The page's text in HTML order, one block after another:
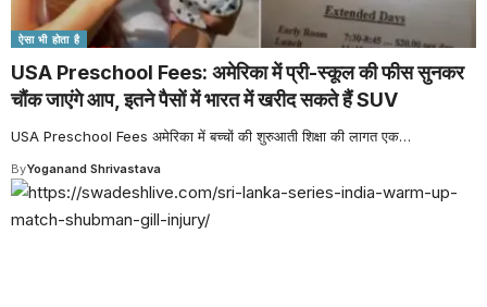
ऐसा भी होता है
USA Preschool Fees: अमेरिका में प्री-स्कूल की फीस सुनकर
चौंक जाएंगे आप, इतने पैसों में भारत में खरीद सकते हैं SUV
USA Preschool Fees अमेरिका में बच्चों की शुरुआती शिक्षा की लागत एक…
ByYoganand Shrivastava